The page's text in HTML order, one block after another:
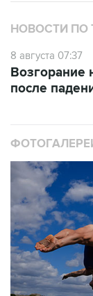
8 августа 07:37
после